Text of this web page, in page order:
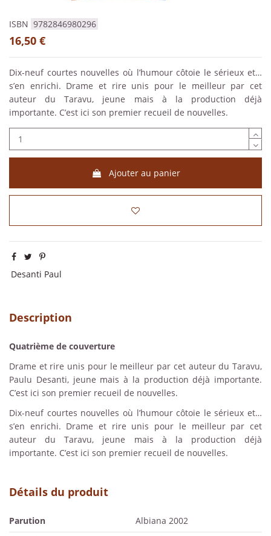
ISBN 9782846980296
16,50 €
Dix-neuf courtes nouvelles où l’humour côtoie le sérieux et…
s’en enrichi. Drame et rire unis pour le meilleur par cet
auteur du Taravu, jeune mais à la production déjà
importante. C’est ici son premier recueil de nouvelles.
Ajouter au panier
Desanti Paul
Description
Quatrième de couverture
Drame et rire unis pour le meilleur par cet auteur du Taravu,
Paulu Desanti, jeune mais à la production déjà importante.
C’est ici son premier recueil de nouvelles.
Dix-neuf courtes nouvelles où l’humour côtoie le sérieux et…
s’en enrichi. Drame et rire unis pour le meilleur par cet
auteur du Taravu, jeune mais à la production déjà
importante. C’est ici son premier recueil de nouvelles.
Détails du produit
Parution
Albiana 2002